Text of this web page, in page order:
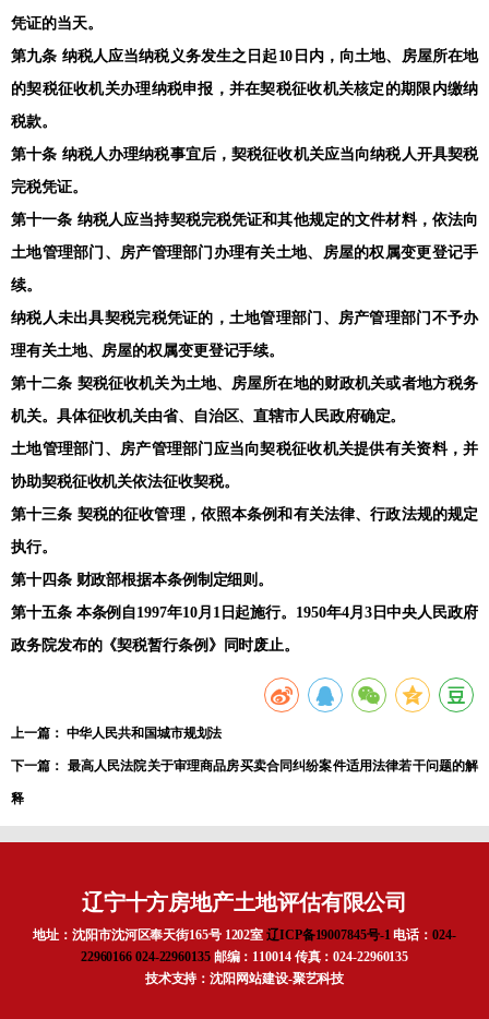
凭证的当天。
第九条 纳税人应当纳税义务发生之日起10日内，向土地、房屋所在地
的契税征收机关办理纳税申报，并在契税征收机关核定的期限内缴纳
税款。
第十条 纳税人办理纳税事宜后，契税征收机关应当向纳税人开具契税
完税凭证。
第十一条 纳税人应当持契税完税凭证和其他规定的文件材料，依法向
土地管理部门、房产管理部门办理有关土地、房屋的权属变更登记手
续。
纳税人未出具契税完税凭证的，土地管理部门、房产管理部门不予办
理有关土地、房屋的权属变更登记手续。
第十二条 契税征收机关为土地、房屋所在地的财政机关或者地方税务
机关。具体征收机关由省、自治区、直辖市人民政府确定。
土地管理部门、房产管理部门应当向契税征收机关提供有关资料，并
协助契税征收机关依法征收契税。
第十三条 契税的征收管理，依照本条例和有关法律、行政法规的规定
执行。
第十四条 财政部根据本条例制定细则。
第十五条 本条例自1997年10月1日起施行。1950年4月3日中央人民政府
政务院发布的《契税暂行条例》同时废止。
上一篇： 中华人民共和国城市规划法
下一篇： 最高人民法院关于审理商品房买卖合同纠纷案件适用法律若干问题的解
释
辽宁十方房地产土地评估有限公司
地址：沈阳市沈河区奉天街165号 1202室辽ICP备19007845号-1电话：024-
22960166 024-22960135邮编：110014 传真：024-22960135
技术支持：沈阳网站建设-聚艺科技